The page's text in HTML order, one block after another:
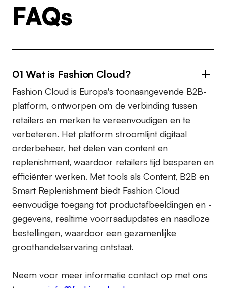
FAQs
01 Wat is Fashion Cloud?
Fashion Cloud is Europa's toonaangevende B2B-
platform, ontworpen om de verbinding tussen
retailers en merken te vereenvoudigen en te
verbeteren. Het platform stroomlijnt digitaal
orderbeheer, het delen van content en
replenishment, waardoor retailers tijd besparen en
efficiënter werken. Met tools als Content, B2B en
Smart Replenishment biedt Fashion Cloud
eenvoudige toegang tot productafbeeldingen en -
gegevens, realtime voorraadupdates en naadloze
bestellingen, waardoor een gezamenlijke
groothandelservaring ontstaat.
Neem voor meer informatie contact op met ons